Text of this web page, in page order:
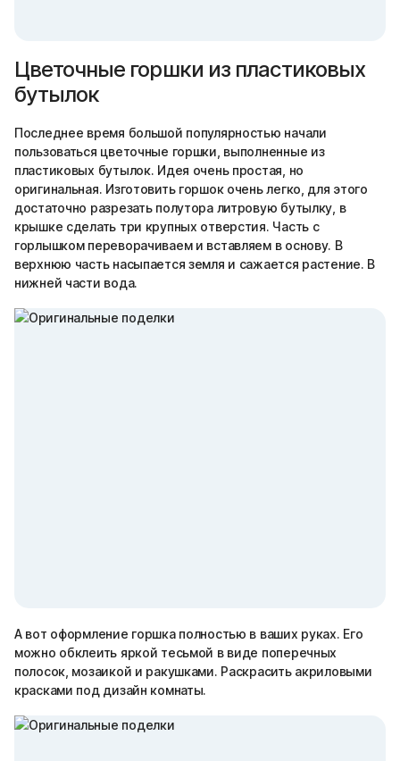
Цветочные горшки из пластиковых
бутылок
Последнее время большой популярностью начали
пользоваться цветочные горшки, выполненные из
пластиковых бутылок. Идея очень простая, но
оригинальная. Изготовить горшок очень легко, для этого
достаточно разрезать полутора литровую бутылку, в
крышке сделать три крупных отверстия. Часть с
горлышком переворачиваем и вставляем в основу. В
верхнюю часть насыпается земля и сажается растение. В
нижней части вода.
А вот оформление горшка полностью в ваших руках. Его
можно обклеить яркой тесьмой в виде поперечных
полосок, мозаикой и ракушками. Раскрасить акриловыми
красками под дизайн комнаты.